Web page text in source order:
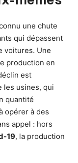
une chute
qui dépassent
voitures. Une
production en
est
les usines, qui
quantité
opérer à des
appel : hors
19, la production